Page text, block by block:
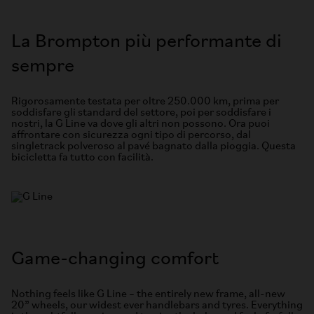
La Brompton più performante di
sempre
Rigorosamente testata per oltre 250.000 km, prima per
soddisfare gli standard del settore, poi per soddisfare i
nostri, la G Line va dove gli altri non possono. Ora puoi
affrontare con sicurezza ogni tipo di percorso, dal
singletrack polveroso al pavé bagnato dalla pioggia. Questa
bicicletta fa tutto con facilità.
Game-changing comfort
Nothing feels like G Line – the entirely new frame, all-new
20” wheels, our widest ever handlebars and tyres. Everything